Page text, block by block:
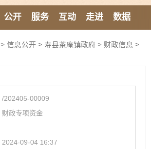
公开 服务 互动 走进
数据
> 信息公开 > 寿县茶庵镇政府 > 财政信息 >
/202405-00009
财政专项资金
2024-09-04 16:37